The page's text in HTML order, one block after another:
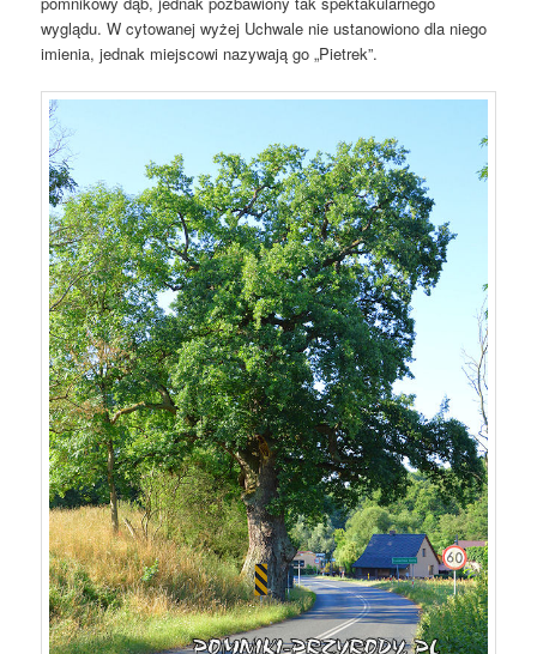
wyglądu. W cytowanej wyżej Uchwale nie ustanowiono dla niego
imienia, jednak miejscowi nazywają go „Pietrek”.